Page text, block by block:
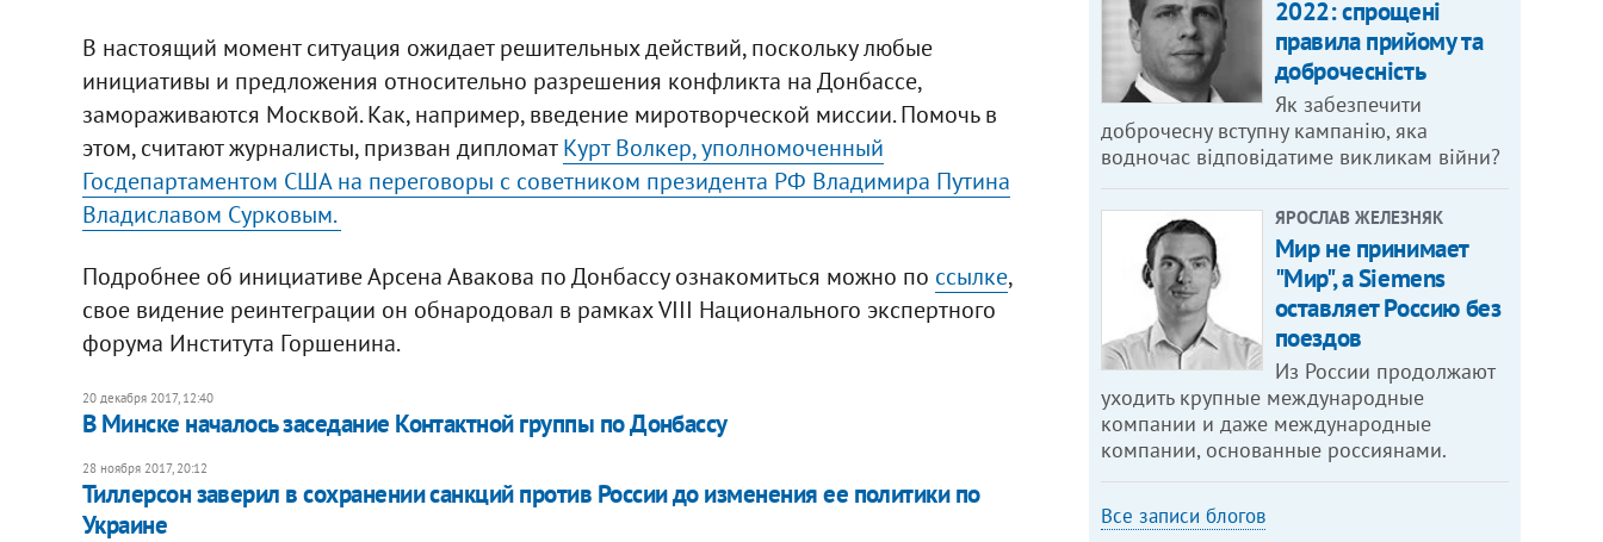
В настоящий момент ситуация ожидает решительных действий, поскольку любые
инициативы и предложения относительно разрешения конфликта на Донбассе,
замораживаются Москвой. Как, например, введение миротворческой миссии. Помочь в
этом, считают журналисты, призван дипломатКурт Волкер, уполномоченный
Госдепартаментом США на переговоры с советником президента РФ Владимира Путина
Владиславом Сурковым.
Подробнее об инициативе Арсена Авакова по Донбассу ознакомиться можно по ссылке,
свое видение реинтеграции он обнародовал в рамках VIII Национального экспертного
форума Института Горшенина.
20 декабря 2017, 12:40
В Минске началось заседание Контактной группы по Донбассу
28 ноября 2017, 20:12
Тиллерсон заверил в сохранении санкций против России до изменения ее политики по
Украине
2022: спрощені
правила прийому та
доброчесність
Як забезпечити
доброчесну вступну кампанію, яка
водночас відповідатиме викликам війни?
ЯРОСЛАВ ЖЕЛЕЗНЯК
Мир не принимает
"Мир", а Siemens
оставляет Россию без
поездов
Из России продолжают
уходить крупные международные
компании и даже международные
компании, основанные россиянами.
Все записи блогов